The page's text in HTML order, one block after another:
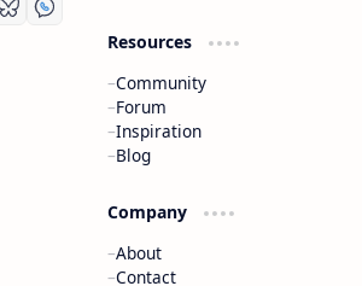
Resources
Community
Forum
Inspiration
Blog
Company
About
Contact